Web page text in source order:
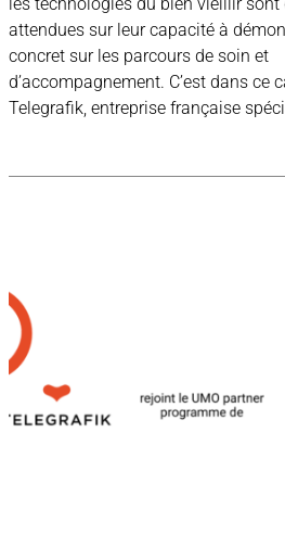
attendues sur leur capacité à
concret sur les parcours de soin et
d’accompagnement. C’est dans ce
Telegrafik, entreprise française